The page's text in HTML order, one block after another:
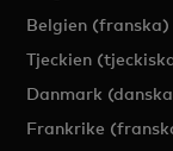
Belgien (franska)
Tjeckien
Danmark
Frankrike